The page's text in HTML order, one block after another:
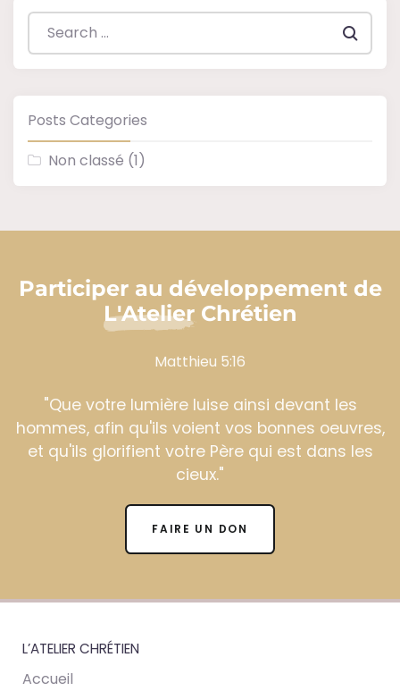
Search everything...
Posts Categories
Non classé (1)
Participer au développement de
L'Atelier Chrétien
Matthieu 5:16
"Que votre lumière luise ainsi devant les
hommes, afin qu'ils voient vos bonnes oeuvres,
et qu'ils glorifient votre Père qui est dans les
cieux."
FAIRE UN DON
L’ATELIER CHRÉTIEN
Accueil